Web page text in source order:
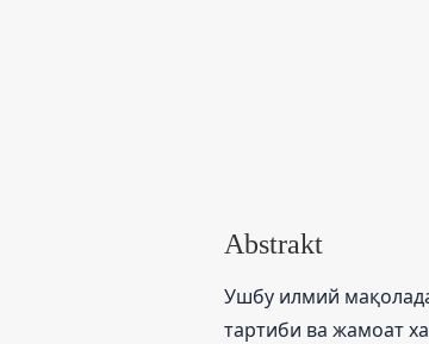
Abstrakt
Ушбу илмий
тартиби ва жамоат